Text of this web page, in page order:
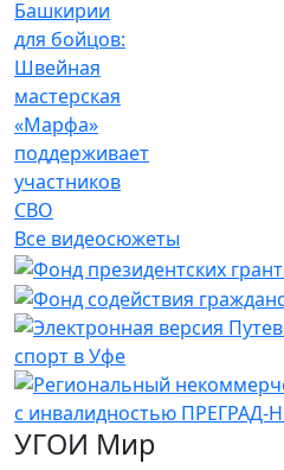
Башкирии
для бойцов:
Швейная
мастерская
«Марфа»
поддерживает
участников
СВО
Все видеосюжеты
УГОИ Мир